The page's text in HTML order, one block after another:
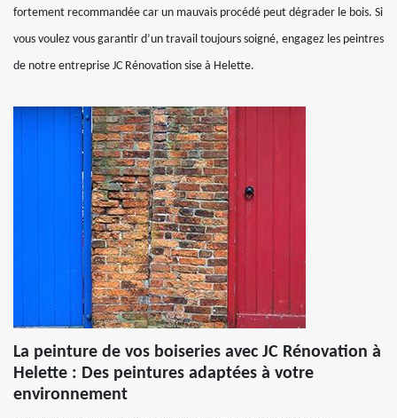
fortement recommandée car un mauvais procédé peut dégrader le bois. Si
vous voulez vous garantir d’un travail toujours soigné, engagez les peintres
de notre entreprise JC Rénovation sise à Helette.
La peinture de vos boiseries avec JC Rénovation à
Helette : Des peintures adaptées à votre
environnement